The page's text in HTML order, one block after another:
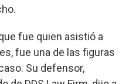
fue quien asistió a
fue una de las figuras
Su defensor,